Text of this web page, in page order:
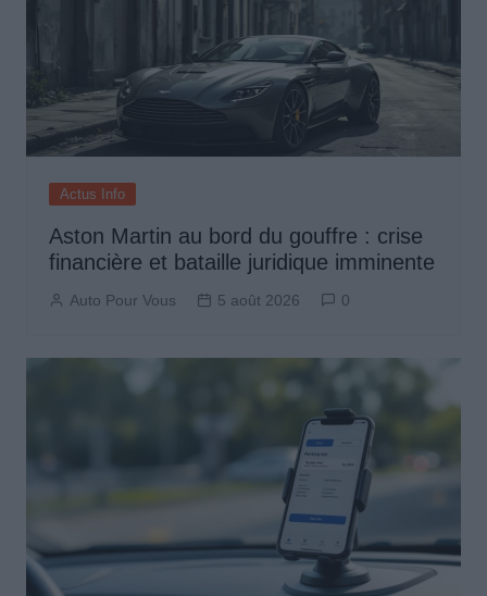
Actus Info
Aston Martin au bord du gouffre : crise
financière et bataille juridique imminente
Auto Pour Vous 5 août 2026 0